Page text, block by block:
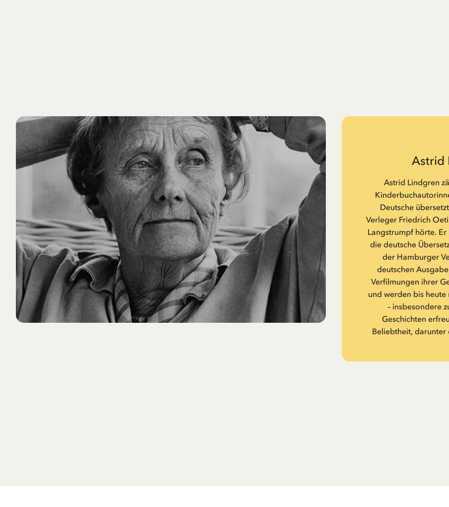
Astrid
Astrid Lindgren
Deutsche
Verleger Friedrich
Langstrumpf hörte.
die deutsche
der Hamburger
deutschen
Verfilmungen ihrer
und werden bis
– insbesondere
Geschichten
Beliebtheit, darunter